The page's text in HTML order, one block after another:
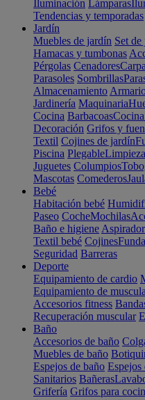
Iluminación Lámparas
Tendencias y temporadas
Jardín
Muebles de jardín Set de
Hamacas y tumbonas
Pérgolas Cenadores
Parasoles Sombrillas
Almacenamiento
Jardinería Maquinaria
Cocina Barbacoas
Decoración Grifos y
Textil Cojines de jardín
Piscina Plegable
Juguetes Columpios
Mascotas Comederos
Bebé
Habitación bebé
Paseo CocheMochilas
Baño e higiene
Textil bebé CojinesFunda
Seguridad Barreras
Deporte
Equipamiento de cardio
Equipamiento de
Accesorios fitness
Recuperación muscular
Baño
Accesorios de baño
Muebles de baño
Espejos de baño Espejos
Sanitarios Bañeras
Grifería Grifos para